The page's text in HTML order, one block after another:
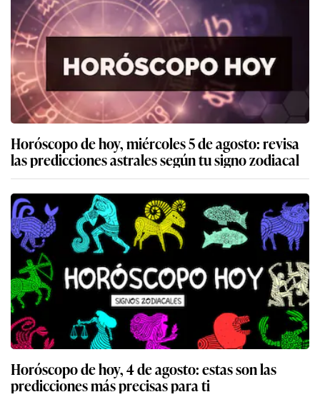
Horóscopo de hoy, miércoles 5 de agosto: revisa
las predicciones astrales según tu signo zodiacal
Horóscopo de hoy, 4 de agosto: estas son las
predicciones más precisas para ti